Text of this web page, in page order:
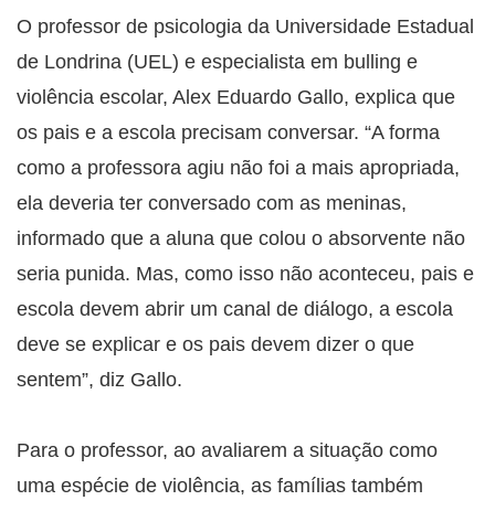
O professor de psicologia da Universidade Estadual
de Londrina (UEL) e especialista em bulling e
violência escolar, Alex Eduardo Gallo, explica que
os pais e a escola precisam conversar. “A forma
como a professora agiu não foi a mais apropriada,
ela deveria ter conversado com as meninas,
informado que a aluna que colou o absorvente não
seria punida. Mas, como isso não aconteceu, pais e
escola devem abrir um canal de diálogo, a escola
deve se explicar e os pais devem dizer o que
sentem”, diz Gallo.
Para o professor, ao avaliarem a situação como
uma espécie de violência, as famílias também